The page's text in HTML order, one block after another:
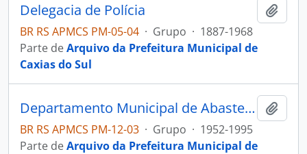
Delegacia de Polícia
BR RS APMCS PM-05-04 · Grupo · 1887-1968
Parte deArquivo da Prefeitura Municipal de
Caxias do Sul
Departamento Municipal de Abastecimento Público
BR RS APMCS PM-12-03 · Grupo · 1952-1995
Parte deArquivo da Prefeitura Municipal de